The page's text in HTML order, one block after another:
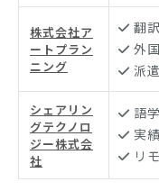
株式会社ア
ートプラン
ニング
翻
外
派
シェアリン
グテクノロ
ジー株式会
社
語
実
リ